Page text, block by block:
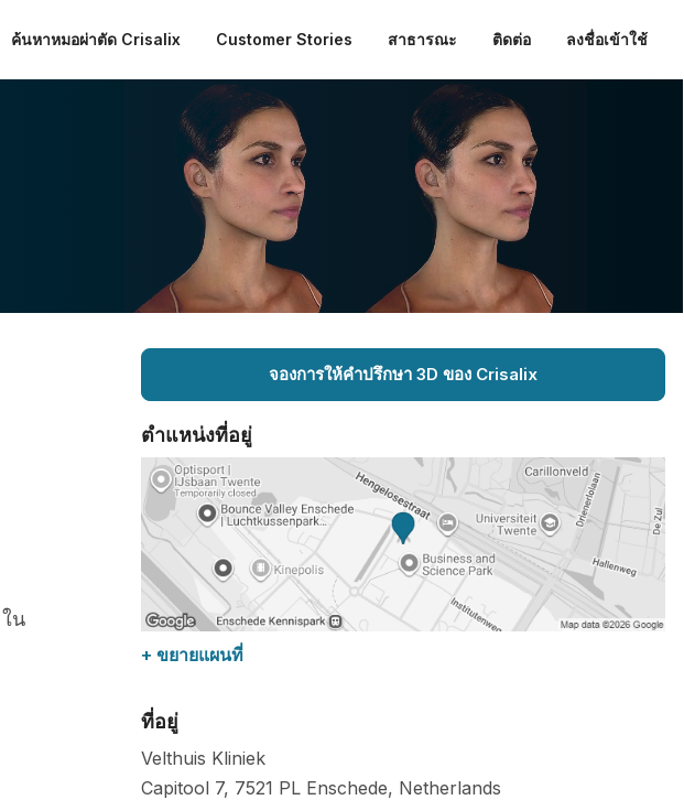
ค้นหาหมอผ่าตัด Crisalix Customer Stories สาธารณะ ติดต่อ ลงชื่อเข้าใช้
น
จองการให้คำปรึกษา 3D ของ Crisalix
ตำแหน่งที่อยู่
+ ขยายแผนที่
ที่อยู่
Velthuis Kliniek
Capitool 7, 7521 PL Enschede, Netherlands